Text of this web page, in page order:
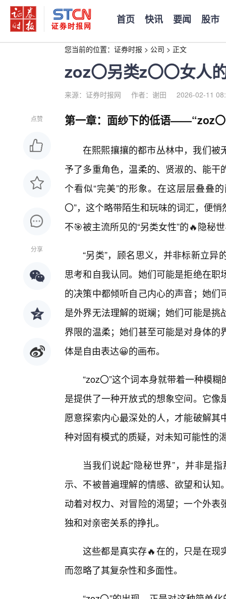
首页 快讯 要闻 股市
您当前的位置： 证券时报 > 公司 > 正文
zoz〇另类z〇〇女人
来源：证券时报网 作者：谢田 2026-02-11
点赞
分享
第一章：面纱下的低语——“zoz
在熙熙攘攘的都市丛林中，我们被
予了多重角色，温柔的、贤淑的、能
个看似“完美”的形象。在这层层叠叠
〇”，这个略带陌生和玩味的词汇，便
不🎯被主流所见的“另类女性”的🔥隐秘
“另类”，顾名思义，并非标新立
思考和自我认同。她们可能是拒绝在
的决策中都倾听自己内心的声音；她
是外界无法理解的斑斓；她们可能是
界限的温柔；她们甚至可能是对身体
体是自由表达😀的画布。
“zoz〇”这个词本身就带着一种模
是提供了一种开放式的想象空间。它
愿意探索内心最深处的人，才能破解
种对固有模式的质疑，对未知可能性的
当我们说起“隐秘世界”，并非是
示、不被普遍理解的情感、欲望和认
动着对权力、对冒险的渴望；一个外
独和对亲密关系的挣扎。
这些都是真实存🔥在的，只是在现
而忽略了其复杂性和多面性。